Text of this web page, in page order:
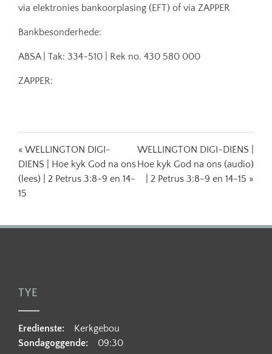
via elektronies bankoorplasing (EFT) of via ZAPPER
Bankbesonderhede:
ABSA | Tak: 334-510 | Rek no. 430 580 000
ZAPPER:
« WELLINGTON DIGI-
DIENS | Hoe kyk God na ons
(lees) | 2 Petrus 3:8-9 en 14-
15
WELLINGTON DIGI-DIENS |
Hoe kyk God na ons (audio)
| 2 Petrus 3:8-9 en 14-15 »
TYE
Eredienste: Kerkgebou
Sondagoggende: 09:30